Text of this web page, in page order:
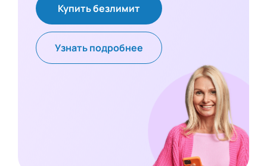
Купить безлимит
Узнать подробнее